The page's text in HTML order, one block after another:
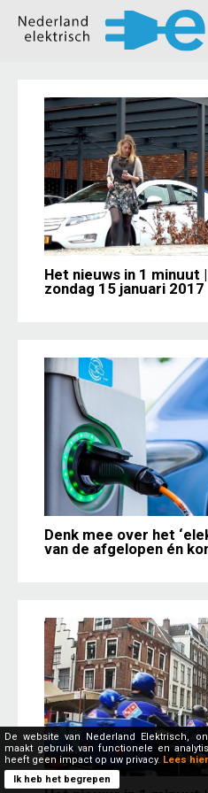
Het nieuws in 1 minuut
zondag 15 januari 2017
Denk mee over het
van de afgelopen én
De website van Nederland Elektrisch,
maakt gebruik van functionele en
heeft geen impact op uw privacy. Lees
Ik heb het begrepen